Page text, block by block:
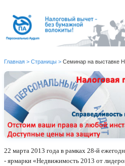
Главная > Страницы > Семинар на выставке
22 марта 2013 года в рамках 28-й
- ярмарки «Недвижимость 2013 от